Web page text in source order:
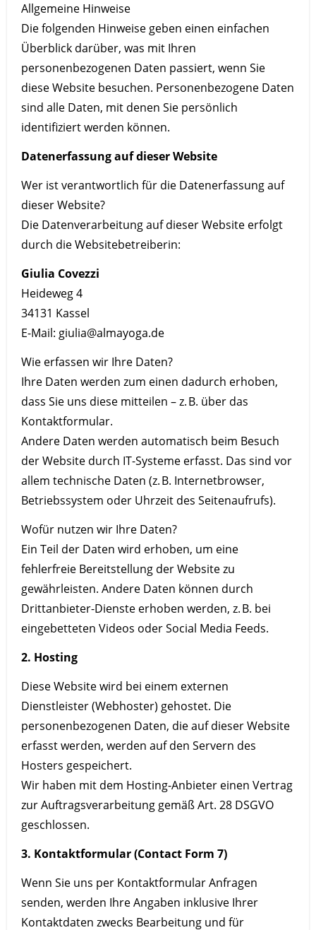
Allgemeine Hinweise
Die folgenden Hinweise geben einen einfachen
Überblick darüber, was mit Ihren
personenbezogenen Daten passiert, wenn Sie
diese Website besuchen. Personenbezogene Daten
sind alle Daten, mit denen Sie persönlich
identifiziert werden können.
Datenerfassung auf dieser Website
Wer ist verantwortlich für die Datenerfassung auf
dieser Website?
Die Datenverarbeitung auf dieser Website erfolgt
durch die Websitebetreiberin:
Giulia Covezzi
Heideweg 4
34131 Kassel
E-Mail: giulia@almayoga.de
Wie erfassen wir Ihre Daten?
Ihre Daten werden zum einen dadurch erhoben,
dass Sie uns diese mitteilen – z. B. über das
Kontaktformular.
Andere Daten werden automatisch beim Besuch
der Website durch IT-Systeme erfasst. Das sind vor
allem technische Daten (z. B. Internetbrowser,
Betriebssystem oder Uhrzeit des Seitenaufrufs).
Wofür nutzen wir Ihre Daten?
Ein Teil der Daten wird erhoben, um eine
fehlerfreie Bereitstellung der Website zu
gewährleisten. Andere Daten können durch
Drittanbieter-Dienste erhoben werden, z. B. bei
eingebetteten Videos oder Social Media Feeds.
2. Hosting
Diese Website wird bei einem externen
Dienstleister (Webhoster) gehostet. Die
personenbezogenen Daten, die auf dieser Website
erfasst werden, werden auf den Servern des
Hosters gespeichert.
Wir haben mit dem Hosting-Anbieter einen Vertrag
zur Auftragsverarbeitung gemäß Art. 28 DSGVO
geschlossen.
3. Kontaktformular (Contact Form 7)
Wenn Sie uns per Kontaktformular Anfragen
senden, werden Ihre Angaben inklusive Ihrer
Kontaktdaten zwecks Bearbeitung und für